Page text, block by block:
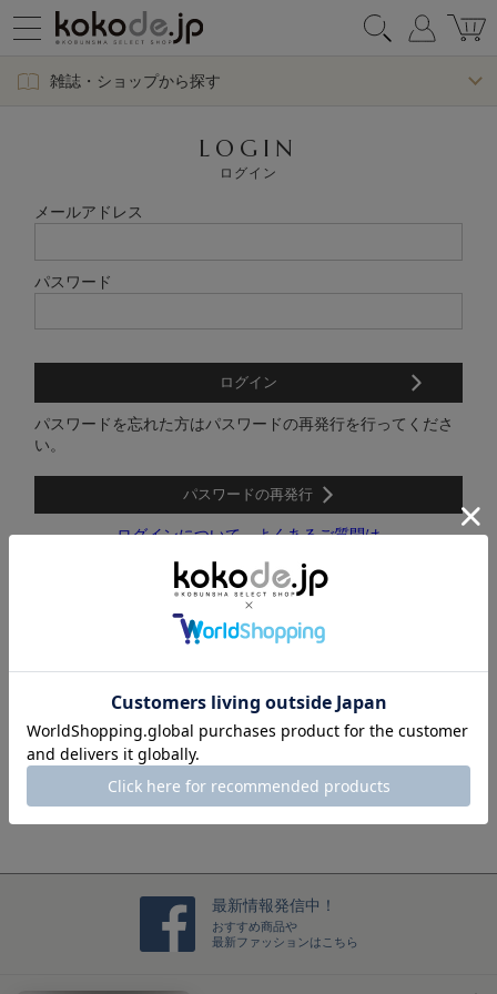
雑誌・ショップから探す
LOGIN
ログイン
メールアドレス
パスワード
パスワードを忘れた方はパスワードの再発行を行ってくださ
い。
パスワードの再発行
ログインについて、よくあるご質問は
新規メンバー登録(メルマガ会員登録)はこちら
ログインするだけで、毎回お名前や住所などを入力すること
なくスムーズにお買い物をお楽しみいただけます。
メンバー登録をする
最新情報発信中！
おすすめ商品や
最新ファッションはこちら